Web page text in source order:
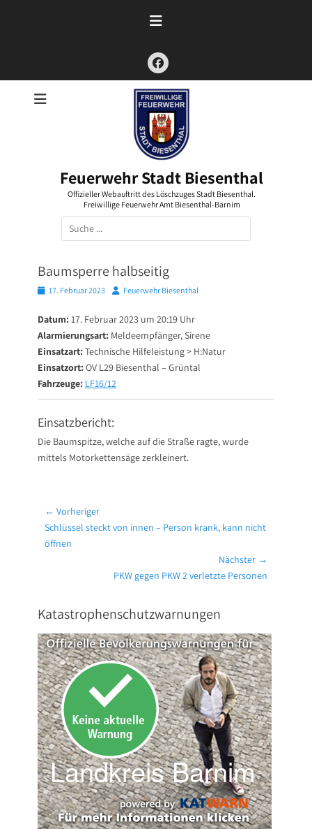
Facebook
Feuerwehr Stadt Biesenthal
Offizieller Webauftritt des Löschzuges Stadt Biesenthal.
Freiwillige Feuerwehr Amt Biesenthal-Barnim
Suchen
nach:
Baumsperre halbseitig
Posted17. Februar 2023 AutorFeuerwehr Biesenthal
Datum: 17. Februar 2023 um 20:19 Uhr
Alarmierungsart: Meldeempfänger, Sirene
Einsatzart: Technische Hilfeleistung > H:Natur
Einsatzort: OV L29 Biesenthal – Grüntal
Fahrzeuge: LF16/12
Einsatzbericht:
Die Baumspitze, welche auf die Straße ragte, wurde
mittels Motorkettensäge zerkleinert.
Beitragsnavigation
← Vorheriger
Vorheriger
Beitrag:
Schlüssel steckt von innen – Person krank, kann nicht
öffnen
Nächster →
PKW gegen PKW 2 verletzte Personen
Katastrophenschutzwarnungen